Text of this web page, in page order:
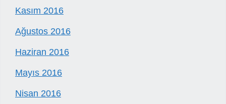
Kasım 2016
Ağustos 2016
Haziran 2016
Mayıs 2016
Nisan 2016